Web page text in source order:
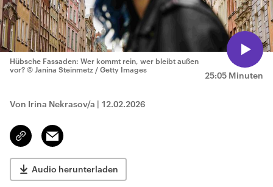
25:05 Minuten
Hübsche Fassaden: Wer kommt rein, wer bleibt außen
vor? © Janina Steinmetz / Getty Images
Von Irina Nekrasov/a | 12.02.2026
Link
kopieren/teilen
Email
Audio herunterladen